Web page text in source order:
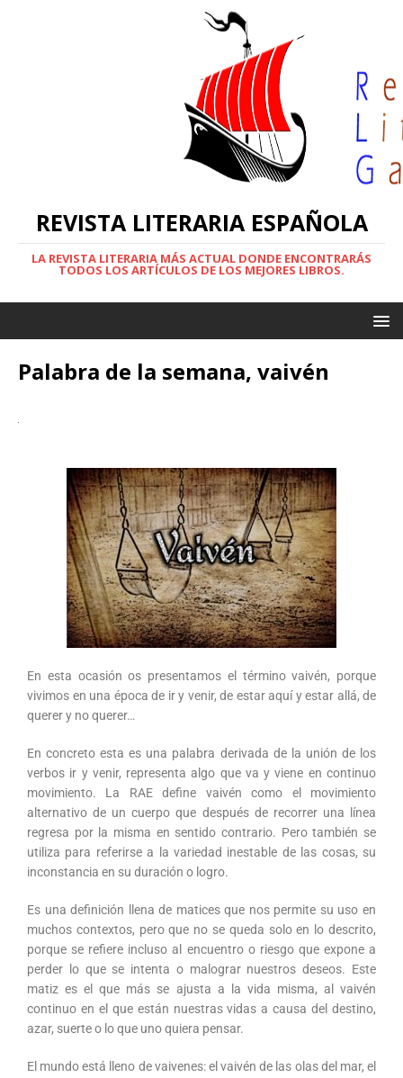
REVISTA LITERARIA ESPAÑOLA
LA REVISTA LITERARIA MÁS ACTUAL DONDE ENCONTRARÁS
TODOS LOS ARTÍCULOS DE LOS MEJORES LIBROS.
Palabra de la semana, vaivén
En esta ocasión os presentamos el término vaivén, porque
vivimos en una época de ir y venir, de estar aquí y estar allá, de
querer y no querer…
En concreto esta es una palabra derivada de la unión de los
verbos ir y venir, representa algo que va y viene en continuo
movimiento. La RAE define vaivén como el movimiento
alternativo de un cuerpo que después de recorrer una línea
regresa por la misma en sentido contrario. Pero también se
utiliza para referirse a la variedad inestable de las cosas, su
inconstancia en su duración o logro.
Es una definición llena de matices que nos permite su uso en
muchos contextos, pero que no se queda solo en lo descrito,
porque se refiere incluso al encuentro o riesgo que expone a
perder lo que se intenta o malograr nuestros deseos. Este
matiz es el que más se ajusta a la vida misma, al vaivén
continuo en el que están nuestras vidas a causa del destino,
azar, suerte o lo que uno quiera pensar.
El mundo está lleno de vaivenes: el vaivén de las olas del mar, el